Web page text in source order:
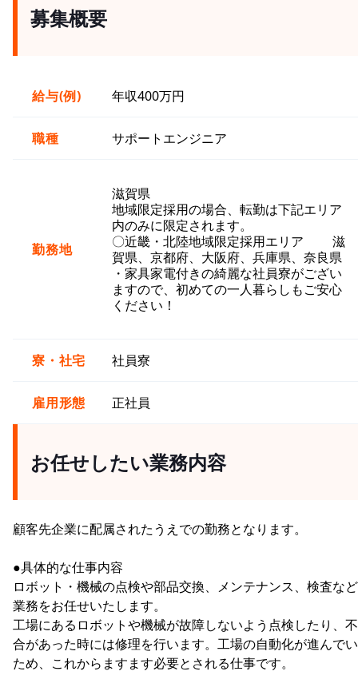
募集概要
給与(例) 年収400万円
職種 サポートエンジニア
勤務地
滋賀県
地域限定採用の場合、転勤は下記エリア
内のみに限定されます。
〇近畿・北陸地域限定採用エリア 滋
賀県、京都府、大阪府、兵庫県、奈良県
・家具家電付きの綺麗な社員寮がござい
ますので、初めての一人暮らしもご安心
ください！
寮・社宅 社員寮
雇用形態 正社員
お任せしたい業務内容
顧客先企業に配属されたうえでの勤務となります。
●具体的な仕事内容
ロボット・機械の点検や部品交換、メンテナンス、検査な
業務をお任せいたします。
工場にあるロボットや機械が故障しないよう点検したり、
合があった時には修理を行います。工場の自動化が進んで
ため、これからますます必要とされる仕事です。